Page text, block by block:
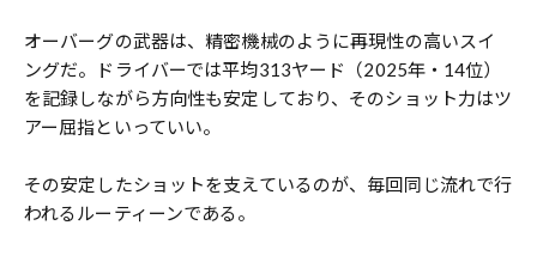
オーバーグの武器は、精密機械のように再現性の高いスイ
ングだ。ドライバーでは平均313ヤード（2025年・14位）
を記録しながら方向性も安定しており、そのショット力はツ
アー屈指といっていい。
その安定したショットを支えているのが、毎回同じ流れで行
われるルーティーンである。